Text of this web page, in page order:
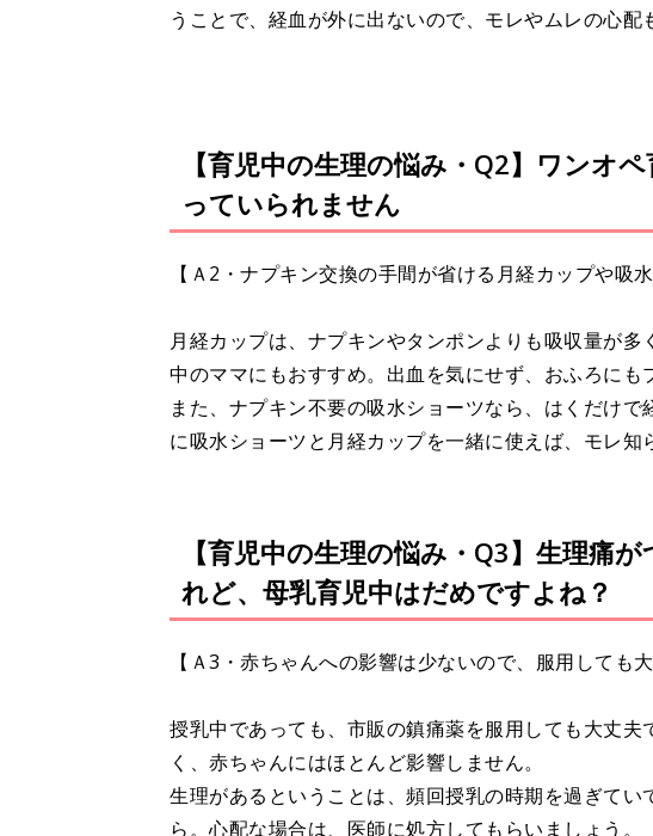
うことで、経血が外に出ないので、モレやムレの心配
【育児中の生理の悩み・Q2】ワンオ
っていられません
【Ａ2・ナプキン交換の手間が省ける月経カップや吸
月経カップは、ナプキンやタンポンよりも吸収量が
中のママにもおすすめ。出血を気にせず、おふろにも
また、ナプキン不要の吸水ショーツなら、はくだけ
に吸水ショーツと月経カップを一緒に使えば、モレ知
【育児中の生理の悩み・Q3】生理痛
れど、母乳育児中はだめですよね？
【Ａ3・赤ちゃんへの影響は少ないので、服用しても大
授乳中であっても、市販の鎮痛薬を服用しても大丈
く、赤ちゃんにはほとんど影響しません。
生理があるということは、頻回授乳の時期を過ぎて
ら。心配な場合は、医師に処方してもらいましょう。